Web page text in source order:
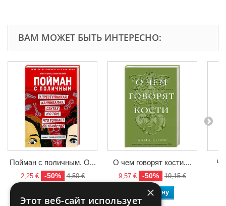
ВАМ МОЖЕТ БЫТЬ ИНТЕРЕСНО:
Пойман с поличным. О...
2,25 € -50% 4,50 €
О чем говорят кости....
9,57 € -50% 19,15 €
В корзину
×
Этот веб-сайт использует